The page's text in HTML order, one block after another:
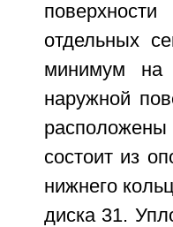
отдельных
минимум на
наружной
состоит из
нижнего
диска 31.